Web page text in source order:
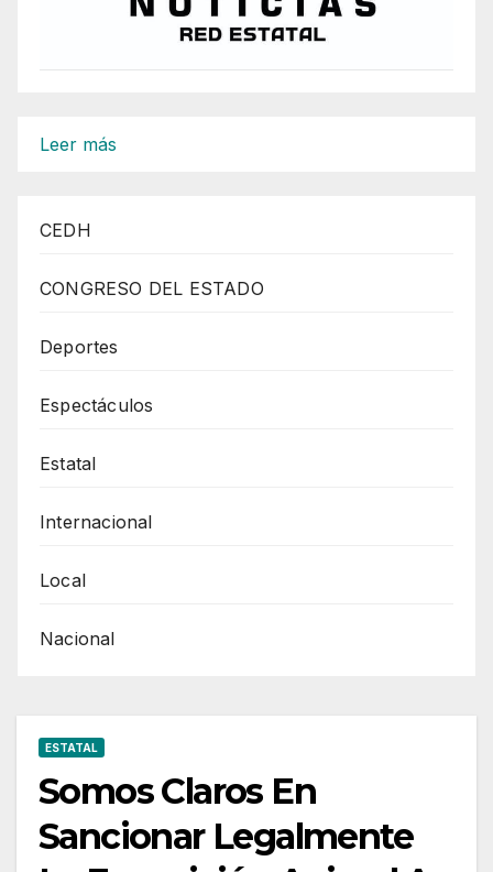
Leer más
La
Animal
CEDH
CONGRESO DEL ESTADO
Deportes
Espectáculos
Estatal
Internacional
Local
Nacional
ESTATAL
Somos Claros En
Sancionar Legalmente